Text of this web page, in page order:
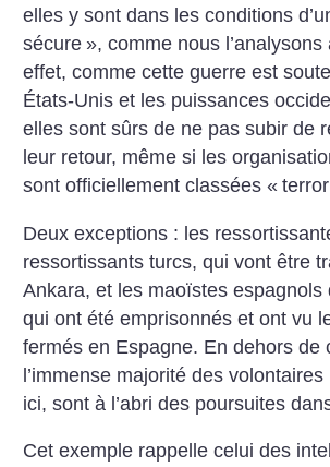
elles y sont dans les conditions
sécure », comme nous l’analysons
effet, comme cette guerre est
États-Unis et les puissances
elles sont sûrs de ne pas subir de
leur retour, même si les
sont officiellement classées «
Deux exceptions : les
ressortissants turcs, qui vont être
Ankara, et les maoïstes espagnols
qui ont été emprisonnés et ont vu
fermés en Espagne. En dehors de
l’immense majorité des
ici, sont à l’abri des poursuites
Cet exemple rappelle celui des